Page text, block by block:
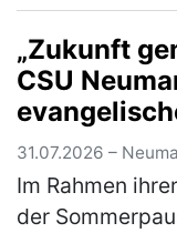
f…(mehr)
„Zukunft
CSU
31.07.2026 –
Im Rahmen
der